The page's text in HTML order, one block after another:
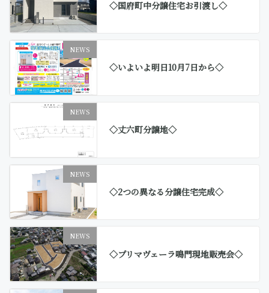
◇国府町中分譲住宅お引渡し◇
NEWS
◇いよいよ明日10月7日から◇
NEWS
◇丈六町分譲地◇
NEWS
◇2つの異なる分譲住宅完成◇
NEWS
◇プリマヴェーラ鳴門現地販売会◇